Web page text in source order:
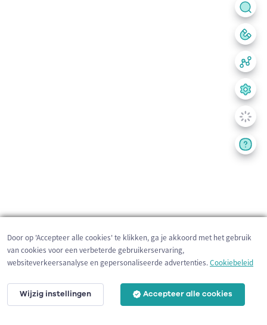
200 m
Door op 'Accepteer alle cookies' te klikken, ga je akkoord met het gebruik
van cookies voor een verbeterde gebruikerservaring,
websiteverkeersanalyse en gepersonaliseerde advertenties.Cookiebeleid
Wijzig instellingen Accepteer alle cookies